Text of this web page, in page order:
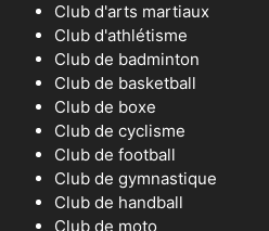
Club d'arts martiaux
Club d'athlétisme
Club de badminton
Club de basketball
Club de boxe
Club de cyclisme
Club de football
Club de gymnastique
Club de handball
Club de moto